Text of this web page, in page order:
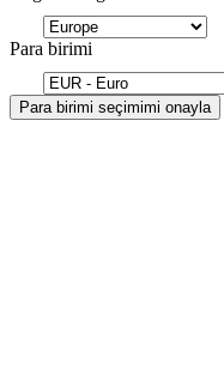
Para birimi
Para birimi seçimimi onayla